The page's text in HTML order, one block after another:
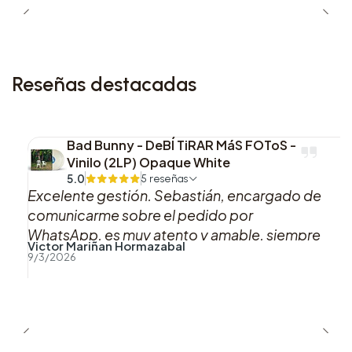
Reseñas destacadas
Bad Bunny - DeBÍ TiRAR MáS FOToS -
Vinilo (2LP) Opaque White
5.0 5 reseñas
Excelente gestión. Sebastián, encargado de
comunicarme sobre el pedido por
WhatsApp, es muy atento y amable, siempre
se mantuvo pendiente acerca del estado de
dañados en el viaje entre Santiago y Punta
Victor Mariñan Hormazabal
9/3/2026